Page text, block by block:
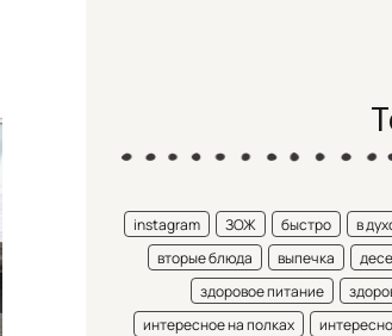
instagram ЗОЖ быстро в
вторые блюда
выпечка
здоровое питание
интересное на полках